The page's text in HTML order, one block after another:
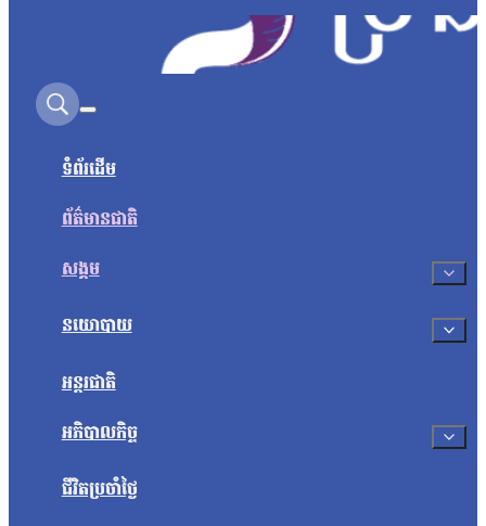
Search on this site
ទំព័រដើម
ព័ត៌មានជាតិ
សង្គម
នយោបាយ
អន្តរជាតិ
អភិបាលកិច្ច
ជីវិតប្រចាំថ្ងៃ